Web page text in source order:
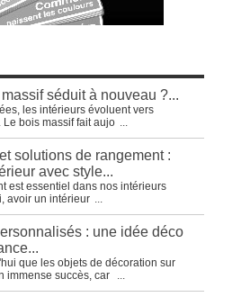
séduit à nouveau ?...
les intérieurs évoluent vers
bois massif fait aujo ...
solutions de rangement :
avec style...
est essentiel dans nos intérieurs
avoir un intérieur ...
: une idée déco
que les objets de décoration sur
immense succès, car
...